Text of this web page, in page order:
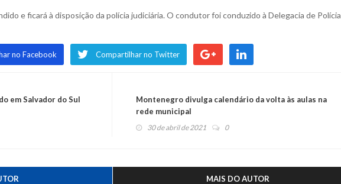
e ficará à disposição da polícia judiciária. O condutor foi conduzido à Delegacia de Polícia
no Facebook Compartilhar no Twitter
em Salvador do Sul
Montenegro divulga calendário da volta às aulas na
rede municipal
30 de abril de 2021 0
MAIS DO AUTOR